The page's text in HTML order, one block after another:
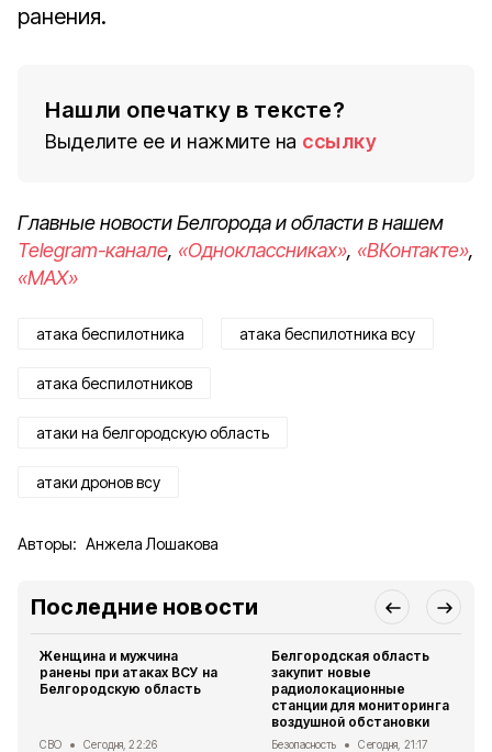
ранения.
Нашли опечатку в тексте?
Выделите ее и нажмите на ссылку
Главные новости Белгорода и области в нашем
Telegram-канале, «Одноклассниках», «ВКонтакте»,
«MAX»
атака беспилотника атака беспилотника всу
атака беспилотников
атаки на белгородскую область
атаки дронов всу
Авторы: Анжела Лошакова
Последние новости
Женщина и мужчина
ранены при атаках ВСУ на
Белгородскую область
СВО Сегодня, 22:26
Белгородская область
закупит новые
радиолокационные
станции для мониторинга
воздушной обстановки
Безопасность Сегодня, 21:17